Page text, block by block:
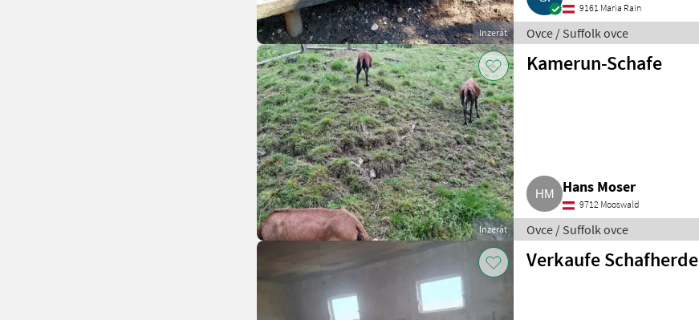
Inzerát
9161 Maria Rain
Ovce / Suffolk ovce
Inzerát
Kamerun-Schafe
Hans Moser
9712 Mooswald
Ovce / Suffolk ovce
Verkaufe Schafherde